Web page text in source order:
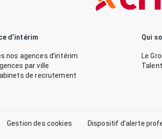
d’intérim
nos agences d’intérim
par ville
de recrutement
Qui
Le
Gestion des cookies Dispositif d’alerte